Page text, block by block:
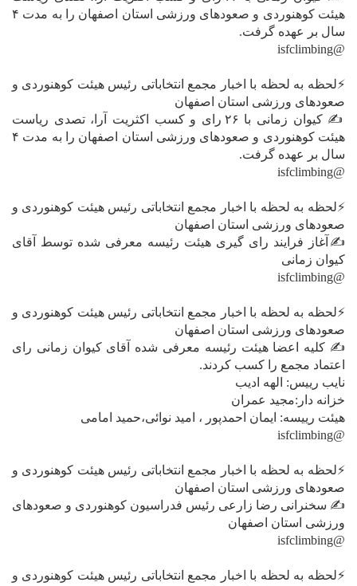
هیئت کوهنوردی و صعودهای ورزشی استان اصفهان را به مدت ۴
سال بر عهده گرفت.
@isfclimbing
⚡️لحظه به لحظه با اخبار مجمع انتخاباتی رئیس هیئت کوهنوردی و
صعودهای ورزشی استان اصفهان
✍ کیوان زمانی با ۲۶ رای و کسب اکثریت آرا، تصدی ریاست
هیئت کوهنوردی و صعودهای ورزشی استان اصفهان را به مدت ۴
سال بر عهده گرفت.
@isfclimbing
⚡️لحظه به لحظه با اخبار مجمع انتخاباتی رئیس هیئت کوهنوردی و
صعودهای ورزشی استان اصفهان
✍آغاز فرایند رای گیری هیئت رئیسه معرفی شده توسط آقای
کیوان زمانی
@isfclimbing
⚡️لحظه به لحظه با اخبار مجمع انتخاباتی رئیس هیئت کوهنوردی و
صعودهای ورزشی استان اصفهان
✍ کلیه اعضا هیئت رئیسه معرفی شده آقای کیوان زمانی رای
اعتماد مجمع را کسب کردند.
نایب رییس: الهه ادیب
خزانه دار:مجید عمران
هیئت رییسه: ایمان احمدپور ، امید نوائی،حمید امامی
@isfclimbing
⚡️لحظه به لحظه با اخبار مجمع انتخاباتی رئیس هیئت کوهنوردی و
صعودهای ورزشی استان اصفهان
✍ سخنرانی رضا زارعی رئیس فدراسیون کوهنوردی و صعودهای
ورزشی استان اصفهان
@isfclimbing
⚡️لحظه به لحظه با اخبار مجمع انتخاباتی رئیس هیئت کوهنوردی و